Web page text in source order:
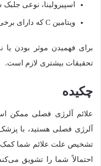
اسپیرولینا، نوعی
ویتامین C که دارای برخی از خواص آنتی‌هیستامین است
برای فهمیدن موثر بودن یا
تحقیقات بیشتری لازم است.
چکیده
علائم آلرژی فصلی ممکن
آلرژی فصلی هستید، با
تشخیص علت علائم شما کمک
احتمالاً شما را تشویق